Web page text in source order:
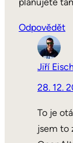
Odpovědět
Jiří
28. 12.
To je
jsem to